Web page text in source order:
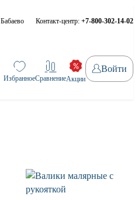
Бабаево Контакт-центр: +7-800-302-14-02
ИзбранноеСравнениеАкции
Войти